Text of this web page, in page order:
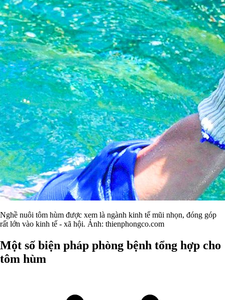
Nghề nuôi tôm hùm được xem là ngành kinh tế mũi nhọn, đóng góp
rất lớn vào kinh tế - xã hội. Ảnh: thienphongco.com
Một số biện pháp phòng bệnh tổng hợp cho
tôm hùm